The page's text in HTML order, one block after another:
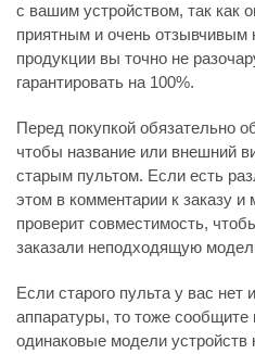
с вашим устройством, так как
приятным и очень
продукции вы точно не
гарантировать на 100%.
Перед покупкой обязательно
чтобы название или внешний
старым пультом. Если есть
этом в комментарии к заказу
проверит совместимость,
заказали неподходящую
Если старого пульта у вас
аппаратуры, то тоже сообщите
одинаковые модели